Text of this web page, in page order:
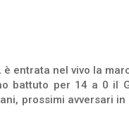
entrata nel vivo la
battuto per 14 a 0 il
prossimi avversari